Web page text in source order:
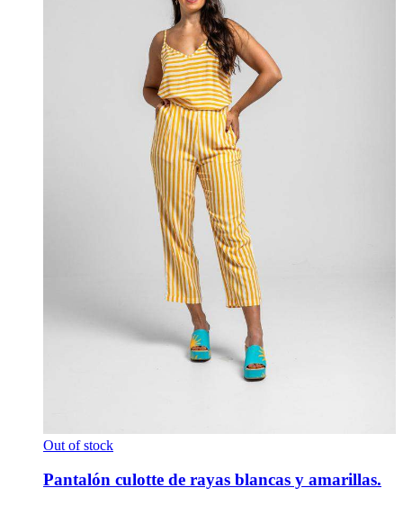
Out of stock
Pantalón culotte de rayas blancas y amarillas.